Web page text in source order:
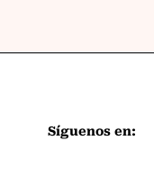
Síguenos en: